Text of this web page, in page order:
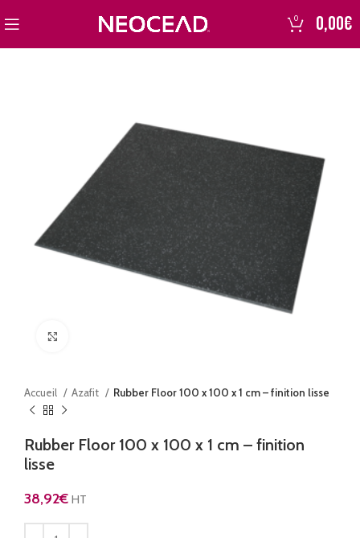
0 0,00€
Accueil Azafit Rubber Floor 100 x 100 x 1 cm – finition lisse
Rubber Floor 100 x 100 x 1 cm – finition
lisse
38,92€ HT